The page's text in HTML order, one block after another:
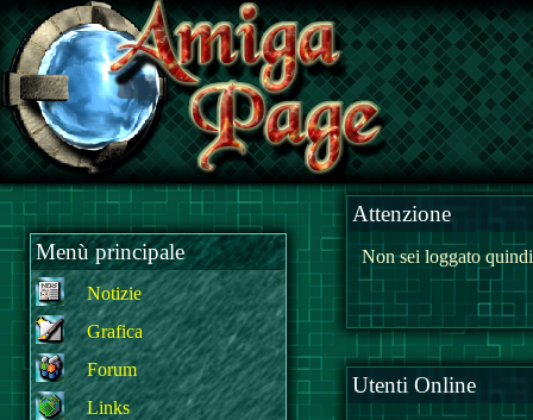
Menù principale
Notizie
Grafica
Forum
Links
Attenzione
Non sei loggato
Utenti Online